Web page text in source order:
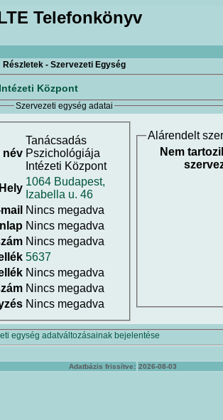
Telefonkönyv
Részletek - Szervezeti Egység
Központ
Szervezeti egység adatai
név
Tanácsadás
Pszichológiája
Intézeti Központ
Hely
1064 Budapest,
Izabella u. 46
Nincs megadva
Nincs megadva
Nincs megadva
5637
Nincs megadva
Nincs megadva
Nincs megadva
Alárendelt
Nem
egység adatváltozásainak bejelentése
Adatbázis frissítve: 2026-08-03